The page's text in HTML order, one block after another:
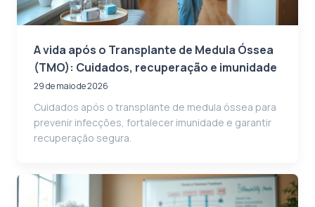
A vida após o Transplante de Medula Óssea
(TMO): Cuidados, recuperação e imunidade
29 de maio de 2026
Cuidados após o transplante de medula óssea para
prevenir infecções, fortalecer imunidade e garantir
recuperação segura.